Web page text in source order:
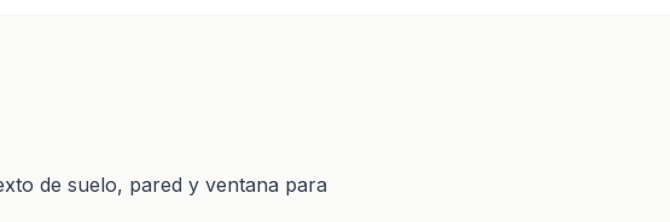
de suelo, pared y ventana para